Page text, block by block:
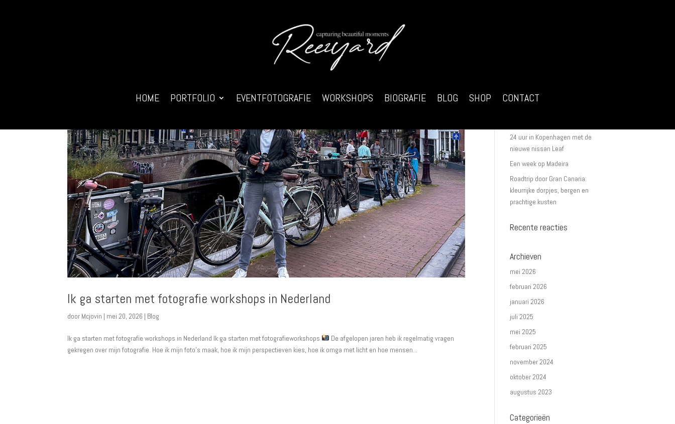
HOME PORTFOLIO EVENTFOTOGRAFIE WORKSHOPS BIOGRAFIE BLOG SHOP CONTACT
Ik ga starten met fotografie workshops in Nederland
door Mcjovin | mei 20, 2026 | Blog
Ik ga starten met fotografie workshops in Nederland Ik ga starten met fotografieworkshops
De afgelopen jaren heb ik regelmatig vragen
gekregen over mijn fotografie. Hoe ik mijn foto’s maak, hoe ik mijn perspectieven kies, hoe ik omga met licht en hoe mensen...
workshops in Nederland
24 uur in Kopenhagen met de
nieuwe nissan Leaf
Een week op Madeira
Roadtrip door Gran Canaria:
kleurrijke dorpjes, bergen en
prachtige kusten
Recente reacties
Archieven
mei 2026
februari 2026
januari 2026
juli 2025
mei 2025
februari 2025
november 2024
oktober 2024
augustus 2023
Categorieën